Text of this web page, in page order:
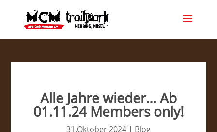
Alle Jahre wieder… Ab
01.11.24 Members only!
31.Oktober 2024| Blog